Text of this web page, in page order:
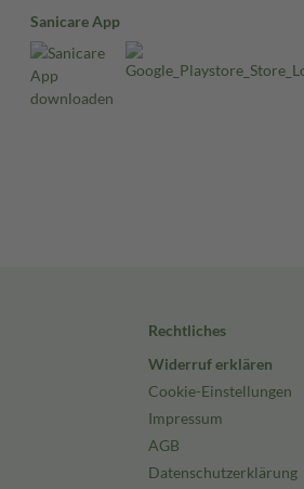
Sanicare App
Rechtliches
Widerruf erklären
Cookie-Einstellungen
Impressum
AGB
Datenschutzerklärung